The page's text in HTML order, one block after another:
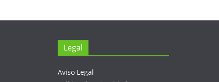
Legal
Aviso Legal